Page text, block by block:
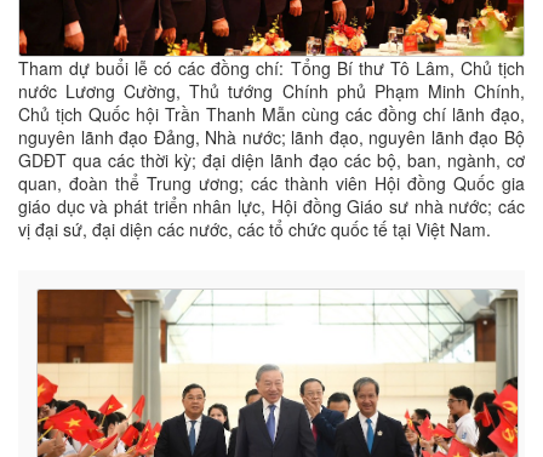
Tham dự buổi lễ có các đồng chí: Tổng Bí thư Tô Lâm, Chủ tịch
nước Lương Cường, Thủ tướng Chính phủ Phạm Minh Chính,
Chủ tịch Quốc hội Trần Thanh Mẫn cùng các đồng chí lãnh đạo,
nguyên lãnh đạo Đảng, Nhà nước; lãnh đạo, nguyên lãnh đạo Bộ
GDĐT qua các thời kỳ; đại diện lãnh đạo các bộ, ban, ngành, cơ
quan, đoàn thể Trung ương; các thành viên Hội đồng Quốc gia
giáo dục và phát triển nhân lực, Hội đồng Giáo sư nhà nước; các
vị đại sứ, đại diện các nước, các tổ chức quốc tế tại Việt Nam.